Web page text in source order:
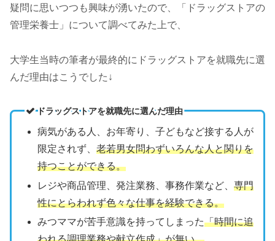
疑問に思いつつも興味が湧いたので、「ドラッグストアの
管理栄養士」について調べてみた上で、
大学生当時の筆者が最終的にドラッグストアを就職先に選
んだ理由はこうでした↓
ドラッグストアを就職先に選んだ理由
病気がある人、お年寄り、子どもなど接する人が
限定されず、 老若男女問わずいろんな人と関りを
持つことができる。
レジや商品管理、発注業務、事務作業など、 専門
性にとらわれず色々な仕事を経験できる。
みつママが苦手意識を持ってしまった「時間に追
われる調理業務や献立作成」が無い。